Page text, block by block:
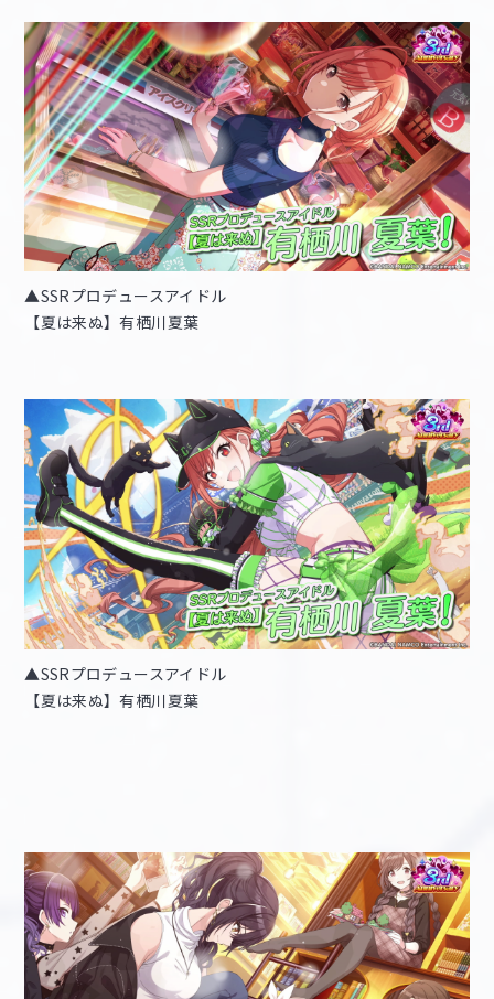
▲SSRプロデュースアイドル
【夏は来ぬ】有栖川夏葉
▲SSRプロデュースアイドル
【夏は来ぬ】有栖川夏葉